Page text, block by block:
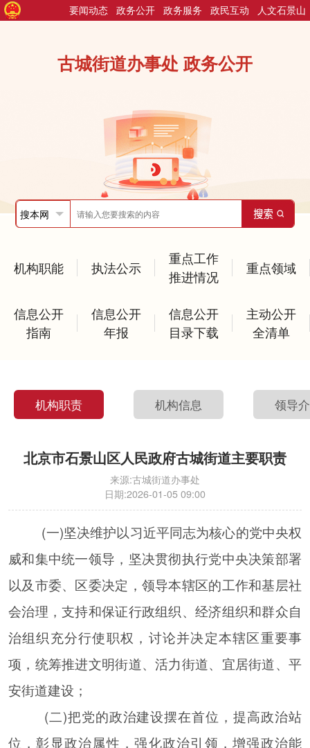
人文石景山
政民互动
政务服务
政务公开
要闻动态
古城街道办事处 政务公开
机构职能 执法公示
重点工作
推进情况
重点领域
信息公开
指南
信息公开
年报
信息公开
目录下载
主动公开
全清单
机构职责 机构信息 领导
北京市石景山区人民政府古城街道主要职责
来源:古城街道办事处
日期:2026-01-05 09:00
(一)坚决维护以习近平同志为核心的党中央权
威和集中统一领导，坚决贯彻执行党中央决策部署
以及市委、区委决定，领导本辖区的工作和基层社
会治理，支持和保证行政组织、经济组织和群众自
治组织充分行使职权，讨论并决定本辖区重要事
项，统筹推进文明街道、活力街道、宜居街道、平
安街道建设；
(二)把党的政治建设摆在首位，提高政治站
位，彰显政治属性，强化政治引领，增强政治能